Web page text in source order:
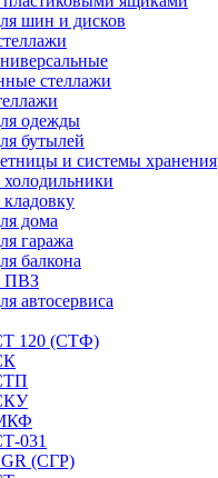
шин и дисков
стеллажи
одежды
бутылей
и системы хранения
дома
гаража
балкона
ПВЗ
автосервиса
120 (СТФ)
031
(СГР)